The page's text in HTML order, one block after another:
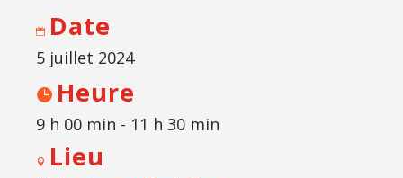
Date
5 juillet 2024
Heure
9 h 00 min - 11 h 30 min
Lieu